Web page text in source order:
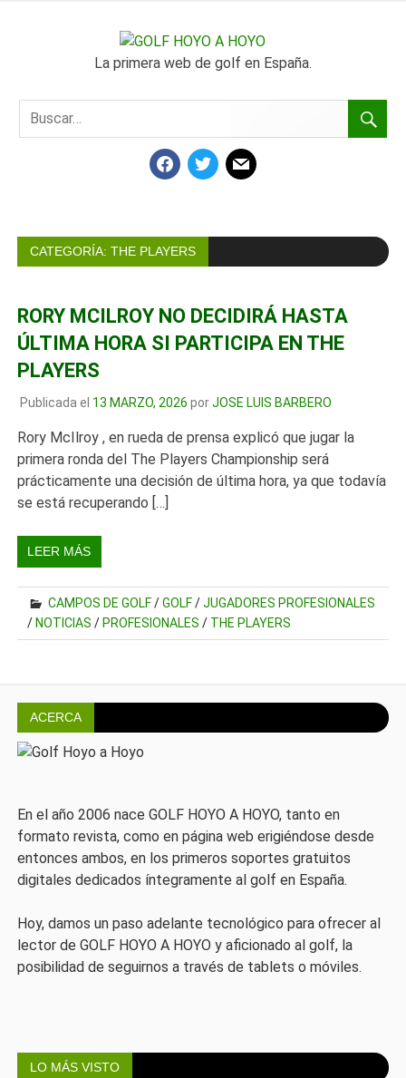
GOLF
HOYO
La primera web de golf en España.
FACEBOOKTWITTER
MAIL
CATEGORÍA:THE PLAYERS
RORY MCILROY NO DECIDIRÁ HASTA
ÚLTIMA HORA SI PARTICIPA EN THE
PLAYERS
Publicada el 13 MARZO, 2026 porJOSE LUIS BARBERO
Rory McIlroy , en rueda de prensa explicó que jugar la
primera ronda del The Players Championship será
prácticamente una decisión de última hora, ya que todavía
se está recuperando […]
LEER MÁS
CAMPOS DE GOLF/GOLF/JUGADORES PROFESIONALES
/ NOTICIAS / PROFESIONALES / THE PLAYERS
ACERCA
En el año 2006 nace GOLF HOYO A HOYO, tanto en
formato revista, como en página web erigiéndose desde
entonces ambos, en los primeros soportes gratuitos
digitales dedicados íntegramente al golf en España.
Hoy, damos un paso adelante tecnológico para ofrecer al
lector de GOLF HOYO A HOYO y aficionado al golf, la
posibilidad de seguirnos a través de tablets o móviles.
LO MÁS VISTO